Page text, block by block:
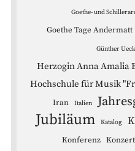
Goethe- und
Goethe Tage Andermatt
Günther
Herzogin Anna Amalia
Hochschule für Musik
Iran Italien
Jubiläum Katalog
Konferenz Konzert